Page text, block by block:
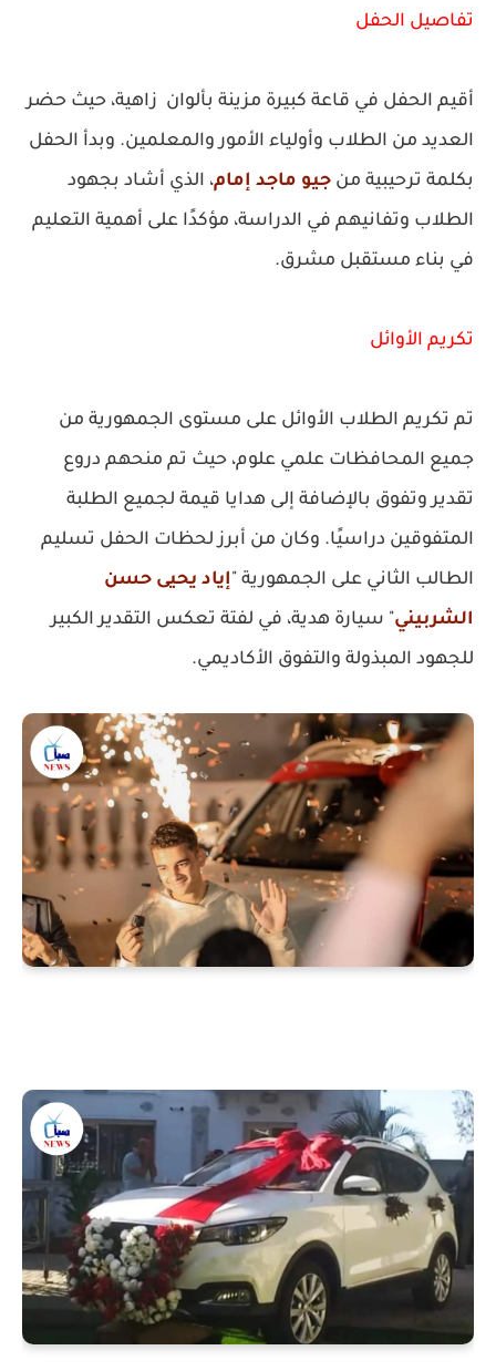
تفاصيل الحفل
أقيم الحفل في قاعة كبيرة مزينة بألوان زاهية، حيث حضر
العديد من الطلاب وأولياء الأمور والمعلمين. وبدأ الحفل
بكلمة ترحيبية من جيو ماجد إمام، الذي أشاد بجهود
الطلاب وتفانيهم في الدراسة، مؤكدًا على أهمية التعليم
في بناء مستقبل مشرق.
تكريم الأوائل
تم تكريم الطلاب الأوائل على مستوى الجمهورية من
جميع المحافظات علمي علوم، حيث تم منحهم دروع
تقدير وتفوق بالإضافة إلى هدايا قيمة لجميع الطلبة
المتفوقين دراسيًا. وكان من أبرز لحظات الحفل تسليم
الطالب الثاني على الجمهورية "إياد يحيى حسن
الشربيني" سيارة هدية، في لفتة تعكس التقدير الكبير
للجهود المبذولة والتفوق الأكاديمي.